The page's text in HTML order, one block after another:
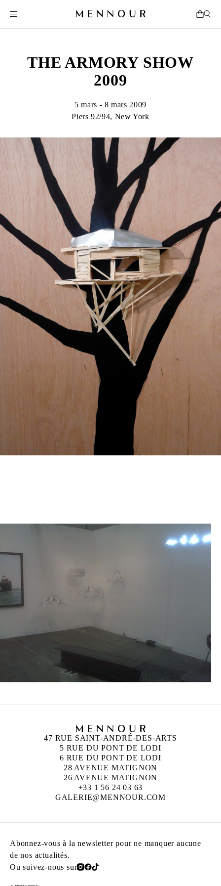
THE ARMORY SHOW
2009
5 mars - 8 mars 2009
Piers 92/94, New York
47 RUE SAINT-ANDRÉ-DES-ARTS
5 RUE DU PONT DE LODI
6 RUE DU PONT DE LODI
28 AVENUE MATIGNON
26 AVENUE MATIGNON
+33 1 56 24 03 63
GALERIE@MENNOUR.COM
Abonnez-vous à la newsletter pour ne manquer aucune
de nos actualités.
Ou suivez-nous sur